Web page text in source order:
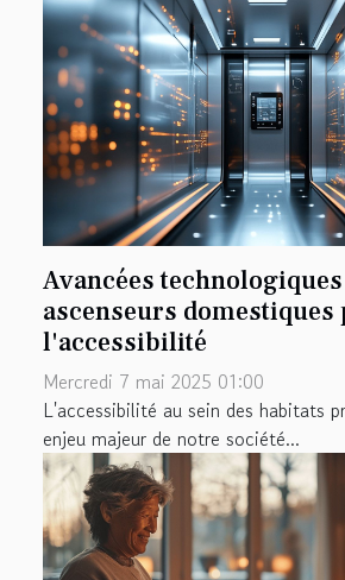
Avancées
ascenseurs domestiques
l'accessibilité
Mercredi 7 mai 2025 01:00
L'accessibilité au sein des habitats
enjeu majeur de notre société...